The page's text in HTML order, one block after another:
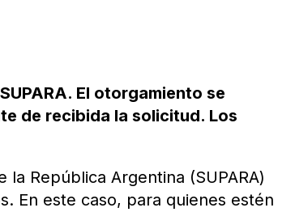
El otorgamiento se
de recibida la solicitud. Los
República Argentina (SUPARA)
En este caso, para quienes estén